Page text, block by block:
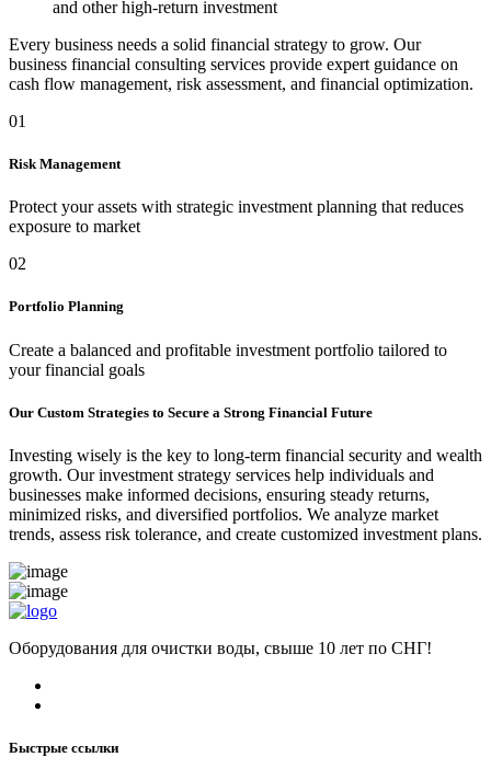
and other high-return investment
Every business needs a solid financial strategy to grow. Our
business financial consulting services provide expert guidance on
cash flow management, risk assessment, and financial optimization.
01
Risk Management
Protect your assets with strategic investment planning that reduces
exposure to market
02
Portfolio Planning
Create a balanced and profitable investment portfolio tailored to
your financial goals
Our Custom Strategies to Secure a Strong Financial Future
Investing wisely is the key to long-term financial security and wealth
growth. Our investment strategy services help individuals and
businesses make informed decisions, ensuring steady returns,
minimized risks, and diversified portfolios. We analyze market
trends, assess risk tolerance, and create customized investment plans.
Оборудования для очистки воды, свыше 10 лет по СНГ!
Быстрые ссылки